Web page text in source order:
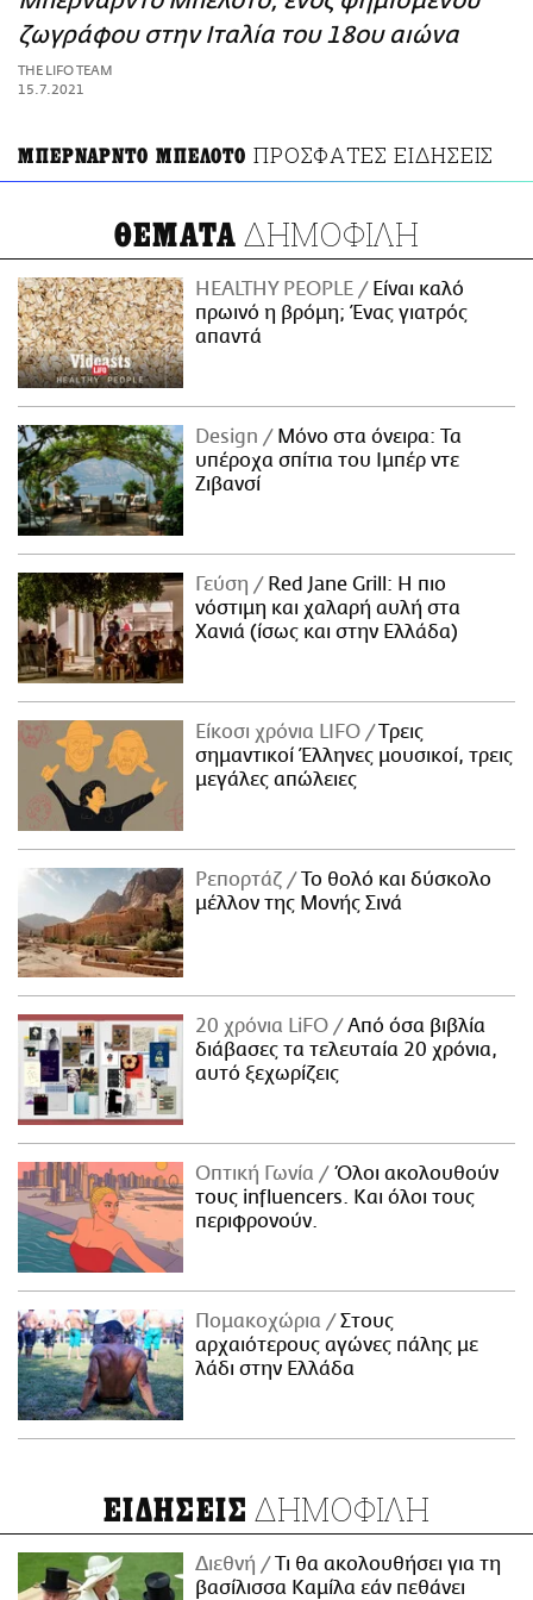
ΑΜΠΑ
PRINT
ζωγράφου στην Ιταλία του 18ου αιώνα
THE LIFO TEAM
15.7.2021
ΜΠΕΡΝΑΡΝΤΟ ΜΠΕΛΟΤΟ ΠΡΟΣΦΑΤΕΣ ΕΙΔΗΣΕΙΣ
ΘΕΜΑΤΑ ΔΗΜΟΦΙΛΗ
HEALTHY PEOPLE
Είναι καλό
πρωινό η βρόμη; Ένας γιατρός
απαντά
Design
Μόνο στα όνειρα: Τα
υπέροχα σπίτια του Ιμπέρ ντε
Ζιβανσί
Γεύση
Red Jane Grill: Η πιο
νόστιμη και χαλαρή αυλή στα
Χανιά (ίσως και στην Ελλάδα)
Είκοσι χρόνια LIFO
Tρεις
σημαντικοί Έλληνες μουσικοί, τρεις
μεγάλες απώλειες
Ρεπορτάζ
Το θολό και δύσκολο
μέλλον της Μονής Σινά
20 χρόνια LiFO
Από όσα βιβλία
διάβασες τα τελευταία 20 χρόνια,
αυτό ξεχωρίζεις
Οπτική Γωνία
Όλοι ακολουθούν
τους influencers. Και όλοι τους
περιφρονούν.
Πομακοχώρια
Στους
αρχαιότερους αγώνες πάλης με
λάδι στην Ελλάδα
ΕΙΔΗΣΕΙΣ ΔΗΜΟΦΙΛΗ
Διεθνή
Τι θα ακολουθήσει για τη
βασίλισσα Καμίλα εάν πεθάνει